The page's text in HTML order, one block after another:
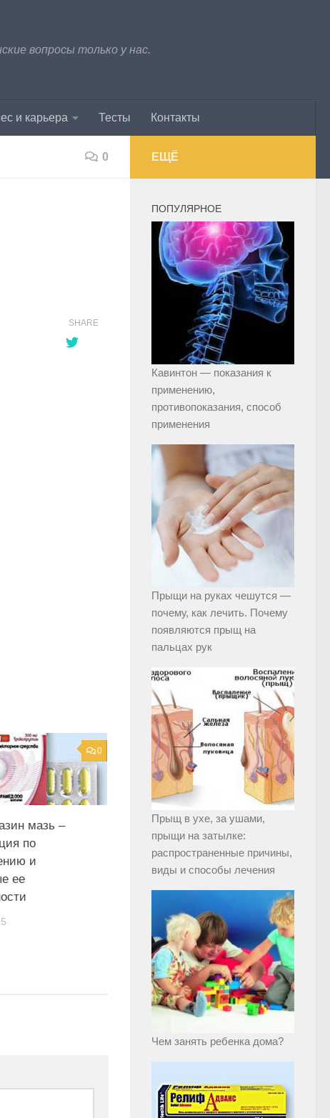
вопросы только у нас.
и карьера Тесты Контакты
0
SHARE
0
мазь –
по
и
ее
ЕЩЁ
ПОПУЛЯРНОЕ
Кавинтон — показания к
применению,
противопоказания, способ
применения
Прыщи на руках чешутся —
почему, как лечить. Почему
появляются прыщ на
пальцах рук
Прыщ в ухе, за ушами,
прыщи на затылке:
распространенные причины,
виды и способы лечения
Чем занять ребенка дома?